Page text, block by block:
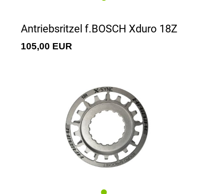
Antriebsritzel f.BOSCH Xduro 18Z
105,00 EUR